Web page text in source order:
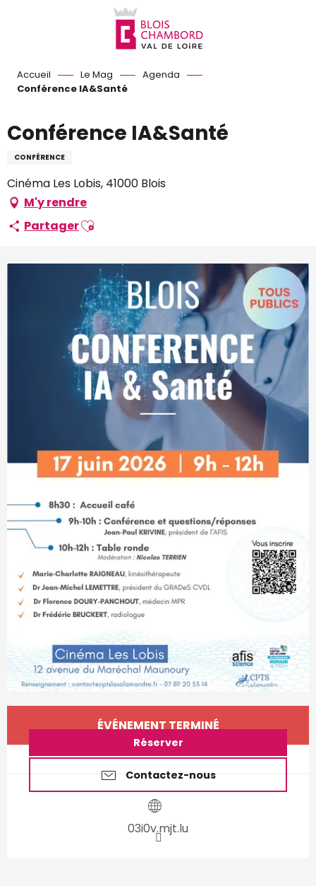
Accueil Le Mag
Agenda
Conférence IA&Santé
Conférence IA&Santé
CONFÉRENCE
Cinéma Les Lobis, 41000 Blois
M'y rendre
PartagerAjouter aux favoris
Ouverture et coordonnées
ÉVÉNEMENT TERMINÉ
Réserver
Contactez-nous
03i0v.mjt.lu